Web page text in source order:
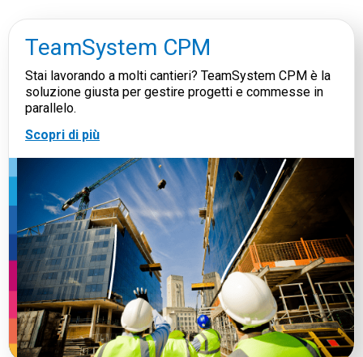
TeamSystem CPM
Stai lavorando a molti cantieri? TeamSystem CPM è la
soluzione giusta per gestire progetti e commesse in
parallelo.
Scopri di più